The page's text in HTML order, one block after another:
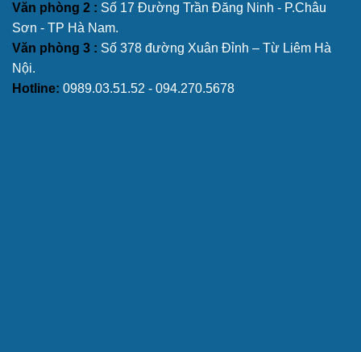
Văn phòng 2 : Số 17 Đường Trần Đăng Ninh - P.Châu
Sơn - TP Hà Nam.
Văn phòng 3 : Số 378 đường Xuân Đỉnh – Từ Liêm Hà
Nội.
Hotline: 0989.03.51.52 - 094.270.5678